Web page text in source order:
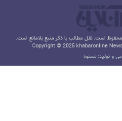
است. نقل مطالب با ذکر منبع بلامانع است.
Copyright © 2025 khabaronline
و تولید: نستوه